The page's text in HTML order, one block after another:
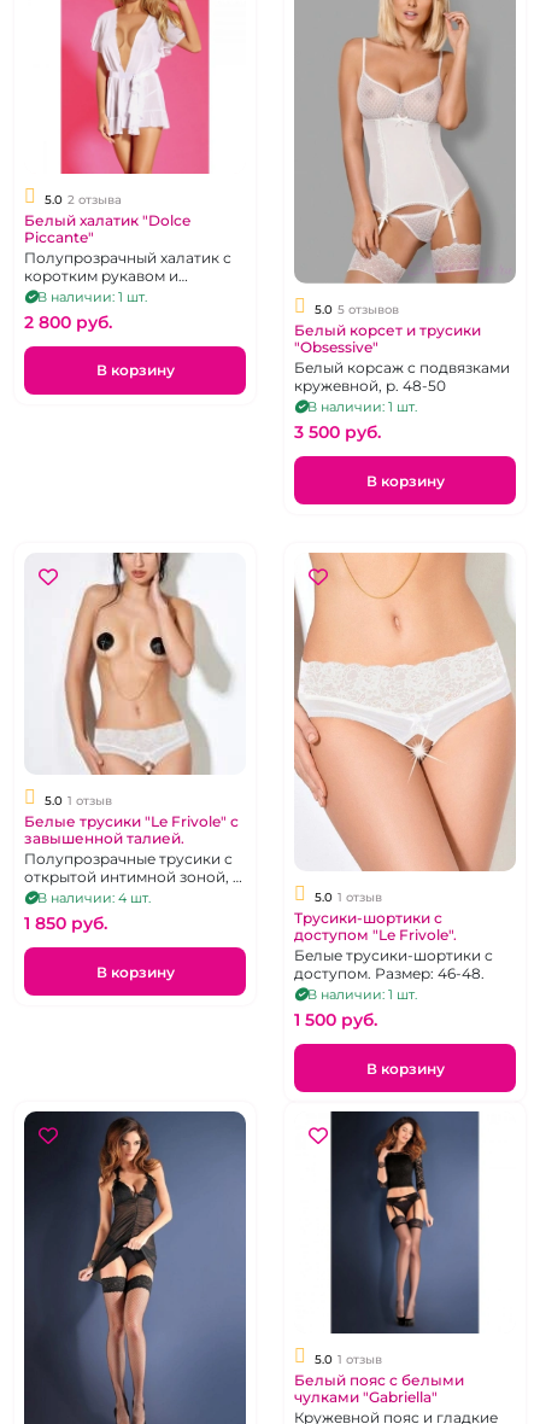
5.0 2 отзыва
Белый халатик "Dolce
Piccante"
Полупрозрачный халатик с
коротким рукавом и
атласным поясом, р. 42-44
В наличии: 1 шт.
2 800 pуб.
В корзину
5.0 5 отзывов
Белый корсет и трусики
"Obsessive"
Белый корсаж с подвязками
кружевной, р. 48-50
В наличии: 1 шт.
3 500 pуб.
В корзину
5.0 1 отзыв
Белые трусики "Le Frivole" с
завышенной талией.
Полупрозрачные трусики с
открытой интимной зоной, р.
42-44
В наличии: 4 шт.
1 850 pуб.
В корзину
5.0 1 отзыв
Трусики-шортики с
доступом "Le Frivole".
Белые трусики-шортики с
доступом. Размер: 46-48.
В наличии: 1 шт.
1 500 pуб.
В корзину
5.0 1 отзыв
Белый пояс с белыми
чулками "Gabriella"
Кружевной пояс и гладкие